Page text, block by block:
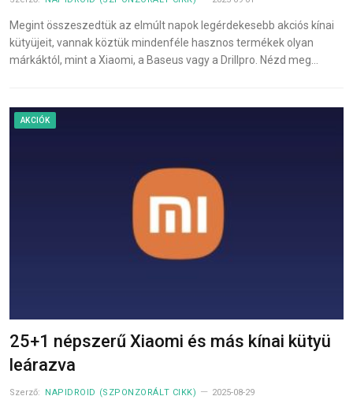
Megint összeszedtük az elmúlt napok legérdekesebb akciós kínai
kütyüjeit, vannak köztük mindenféle hasznos termékek olyan
márkáktól, mint a Xiaomi, a Baseus vagy a Drillpro. Nézd meg…
AKCIÓK
25+1 népszerű Xiaomi és más kínai kütyü
leárazva
Szerző: NAPIDROID (SZPONZORÁLT CIKK) 2025-08-29